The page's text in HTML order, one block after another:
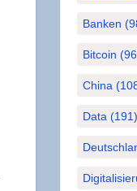
Banken
Bitcoin
China
Data (191)